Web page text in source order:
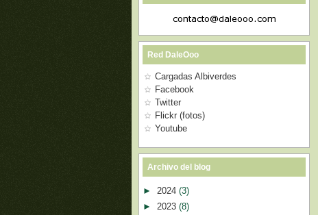
Red DaleOoo
Cargadas Albiverdes
Facebook
Twitter
Flickr (fotos)
Youtube
Archivo del blog
► 2024 (3)
► 2023 (8)